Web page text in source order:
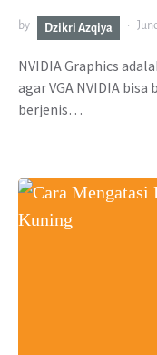
by Dzikri Azqiya
NVIDIA Graphics
agar VGA NVIDIA
berjenis…